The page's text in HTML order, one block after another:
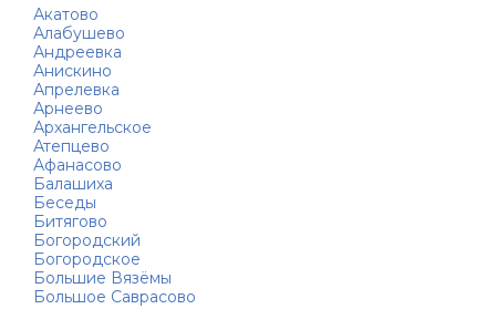
Акатово
Алабушево
Андреевка
Анискино
Апрелевка
Арнеево
Архангельское
Атепцево
Афанасово
Балашиха
Беседы
Битягово
Богородский
Богородское
Большие Вязёмы
Большое Саврасово